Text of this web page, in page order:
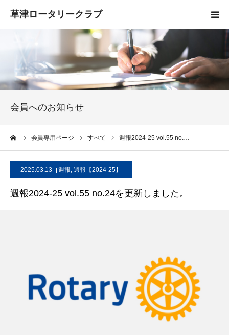
会員へのお知らせ
会員専用ページ すべて 週報2024-25 vol.55 no.…
2025.03.13 週報, 週報【2024-25】
週報2024-25 vol.55 no.24を更新しました。
クラブ概要
入会案内
活動報告
お問い合わせ